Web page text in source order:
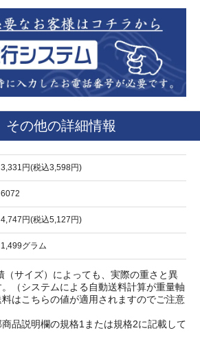
その他の詳細情報
3,331円(税込3,598円)
6072
4,747円(税込5,127円)
1,499グラム
サイズ）によっても、実際の重さと異
（システムによる自動送料計算が重量軸
はこちらの値が適用されますのでご注意
品説明欄の規格1または規格2に記載して